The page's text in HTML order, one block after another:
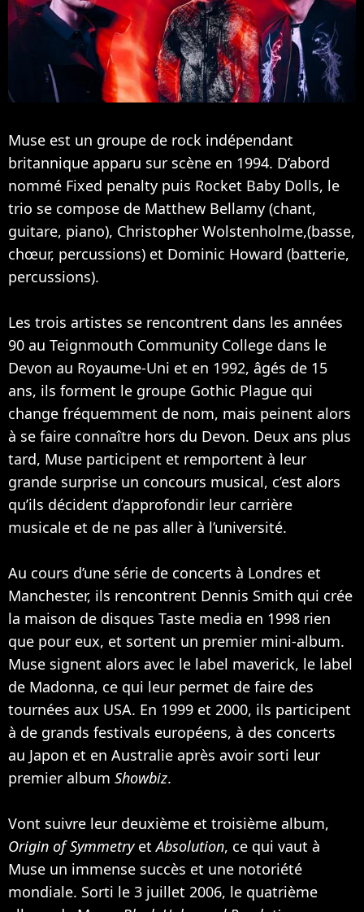
Muse est un groupe de rock indépendant
britannique apparu sur scène en 1994. D’abord
nommé Fixed penalty puis Rocket Baby Dolls, le
trio se compose de Matthew Bellamy (chant,
guitare, piano), Christopher Wolstenholme,(basse,
chœur, percussions) et Dominic Howard (batterie,
percussions).
Les trois artistes se rencontrent dans les années
90 au Teignmouth Community College dans le
Devon au Royaume-Uni et en 1992, âgés de 15
ans, ils forment le groupe Gothic Plague qui
change fréquemment de nom, mais peinent alors
à se faire connaître hors du Devon. Deux ans plus
tard, Muse participent et remportent à leur
grande surprise un concours musical, c’est alors
qu’ils décident d’approfondir leur carrière
musicale et de ne pas aller à l’université.
Au cours d’une série de concerts à Londres et
Manchester, ils rencontrent Dennis Smith qui crée
la maison de disques Taste media en 1998 rien
que pour eux, et sortent un premier mini-album.
Muse signent alors avec le label maverick, le label
de Madonna, ce qui leur permet de faire des
tournées aux USA. En 1999 et 2000, ils participent
à de grands festivals européens, à des concerts
au Japon et en Australie après avoir sorti leur
premier album Showbiz.
Vont suivre leur deuxième et troisième album,
Origin of SymmetryetAbsolution, ce qui vaut à
Muse un immense succès et une notoriété
mondiale. Sorti le 3 juillet 2006, le quatrième